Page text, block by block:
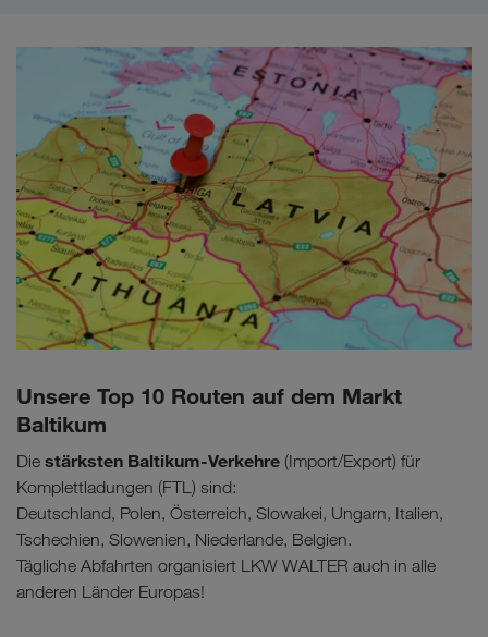
Unsere Top 10 Routen auf dem Markt
Baltikum
Die stärksten Baltikum-Verkehre (Import/Export) für
Komplettladungen (FTL) sind:
Deutschland, Polen, Österreich, Slowakei, Ungarn, Italien,
Tschechien, Slowenien, Niederlande, Belgien.
Tägliche Abfahrten organisiert LKW WALTER auch in alle
anderen Länder Europas!